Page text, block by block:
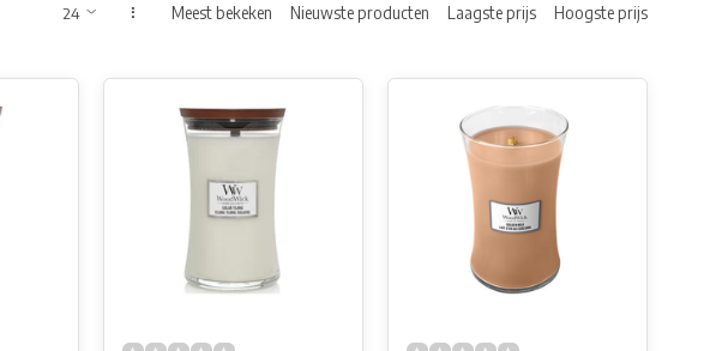
Meest bekeken Nieuwste producten Laagste prijs Hoogste prijs